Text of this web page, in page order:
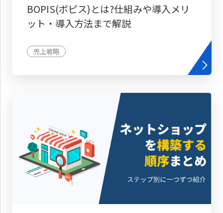
BOPIS(ボピス)とは?仕組みや導入メリ
ット・導入方法まで解説
売上戦略